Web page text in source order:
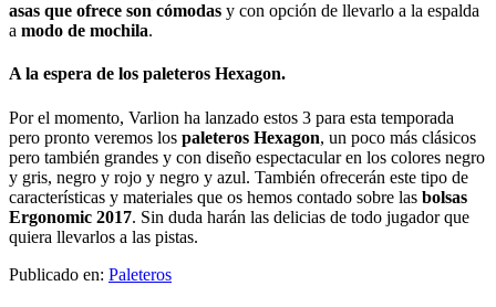
asas que ofrece son cómodas y con opción de llevarlo a la espalda
a modo de mochila.
A la espera de los paleteros Hexagon.
Por el momento, Varlion ha lanzado estos 3 para esta temporada
pero pronto veremos los paleteros Hexagon, un poco más clásicos
pero también grandes y con diseño espectacular en los colores negro
y gris, negro y rojo y negro y azul. También ofrecerán este tipo de
características y materiales que os hemos contado sobre las bolsas
Ergonomic 2017. Sin duda harán las delicias de todo jugador que
quiera llevarlos a las pistas.
Publicado en: Paleteros